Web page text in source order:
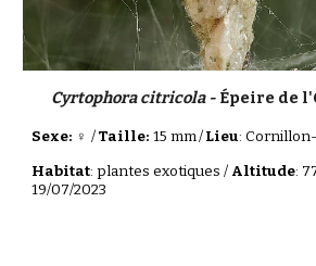
Cyrtophora citricola - Épeire de
Sexe: ♀/Taille:15 mm/Lieu:
Habitat: plantes exotiques / Altitude:
19/07/2023